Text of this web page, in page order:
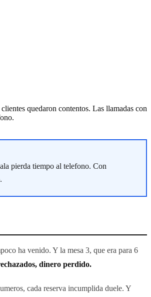
quedaron contentos. Las llamadas con
pierda tiempo al telefono. Con
ha venido. Y la mesa 3, que era para 6
dinero perdido.
cada reserva incumplida duele. Y